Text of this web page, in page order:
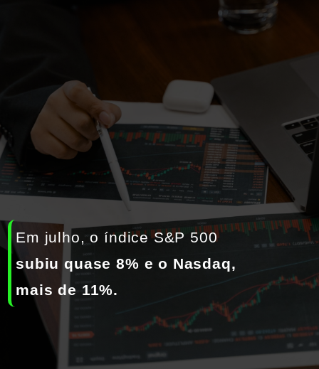
Em julho, o índice S&P 500
subiu quase 8% e o Nasdaq,
mais de 11%.